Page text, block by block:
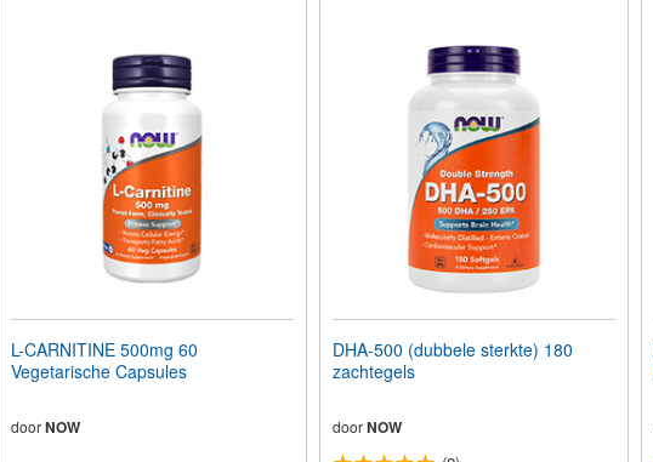
L-CARNITINE 500mg 60
Vegetarische Capsules
doorNOW
DHA-500 (dubbele sterkte) 180
zachtegels
doorNOW